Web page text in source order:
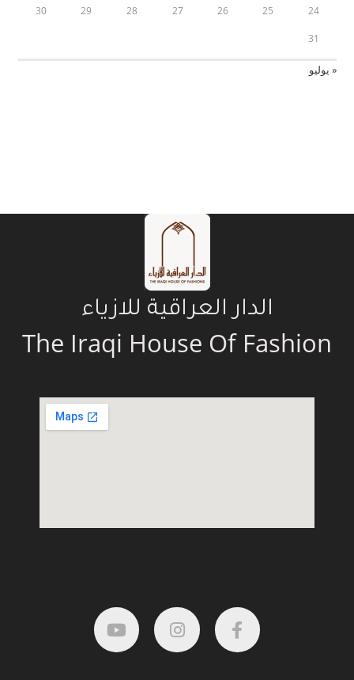
24
25
26
27
28
29
30
31
« يوليو
الدار العراقية للازياء
The Iraqi House Of Fashion